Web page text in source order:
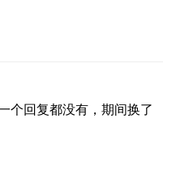
个回复都没有，期间换了